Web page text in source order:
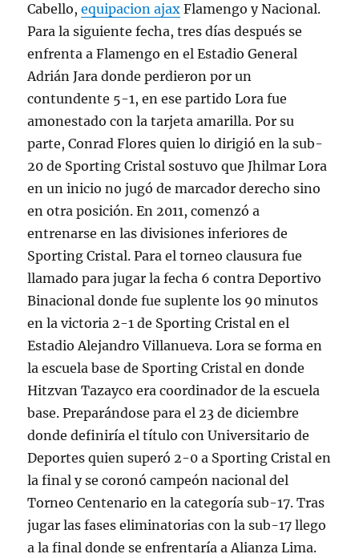
Cabello,equipacion ajax Flamengo y Nacional.
Para la siguiente fecha, tres días después se
enfrenta a Flamengo en el Estadio General
Adrián Jara donde perdieron por un
contundente 5-1, en ese partido Lora fue
amonestado con la tarjeta amarilla. Por su
parte, Conrad Flores quien lo dirigió en la sub-
20 de Sporting Cristal sostuvo que Jhilmar Lora
en un inicio no jugó de marcador derecho sino
en otra posición. En 2011, comenzó a
entrenarse en las divisiones inferiores de
Sporting Cristal. Para el torneo clausura fue
llamado para jugar la fecha 6 contra Deportivo
Binacional donde fue suplente los 90 minutos
en la victoria 2-1 de Sporting Cristal en el
Estadio Alejandro Villanueva. Lora se forma en
la escuela base de Sporting Cristal en donde
Hitzvan Tazayco era coordinador de la escuela
base. Preparándose para el 23 de diciembre
donde definiría el título con Universitario de
Deportes quien superó 2-0 a Sporting Cristal en
la final y se coronó campeón nacional del
Torneo Centenario en la categoría sub-17. Tras
jugar las fases eliminatorias con la sub-17 llego
a la final donde se enfrentaría a Alianza Lima.